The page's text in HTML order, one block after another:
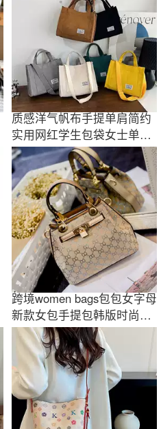
质感洋气帆布手提单肩简约
实用网红学生包袋女士单肩
包
跨境women bags包包女字母
新款女包手提包韩版时尚潮
流百搭斜挎包